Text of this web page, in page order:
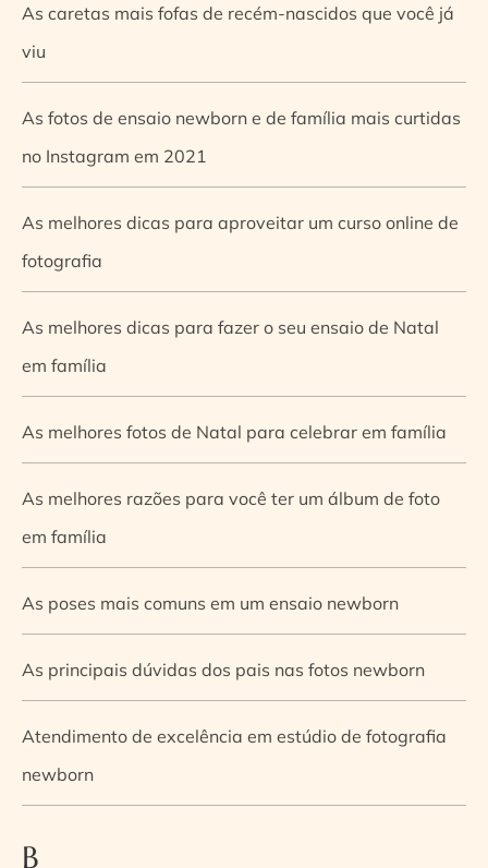
As caretas mais fofas de recém-nascidos que você já
viu
As fotos de ensaio newborn e de família mais curtidas
no Instagram em 2021
As melhores dicas para aproveitar um curso online de
fotografia
As melhores dicas para fazer o seu ensaio de Natal
em família
As melhores fotos de Natal para celebrar em família
As melhores razões para você ter um álbum de foto
em família
As poses mais comuns em um ensaio newborn
As principais dúvidas dos pais nas fotos newborn
Atendimento de excelência em estúdio de fotografia
newborn
B